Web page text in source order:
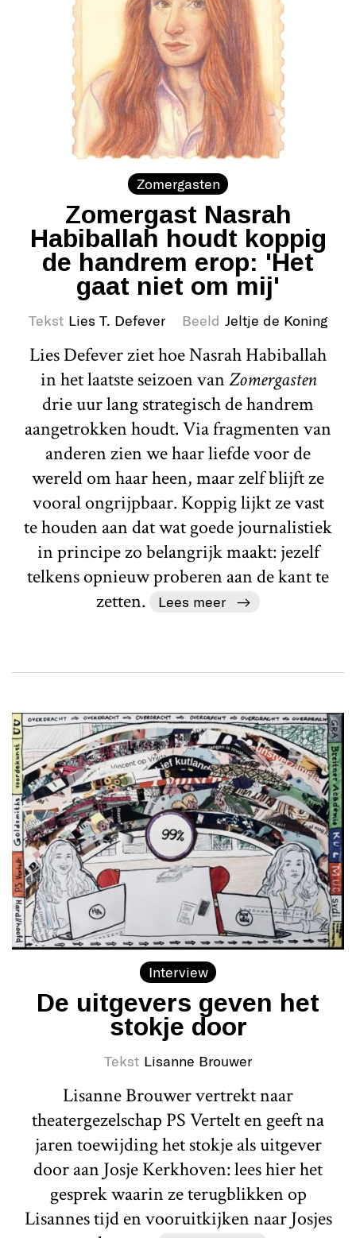
Zomergasten
Zomergast Nasrah
Habiballah houdt koppig
de handrem erop: 'Het
gaat niet om mij'
Tekst Lies T. Defever Beeld Jeltje de Koning
Lies Defever ziet hoe Nasrah Habiballah
in het laatste seizoen vanZomergasten
drie uur lang strategisch de handrem
aangetrokken houdt. Via fragmenten van
anderen zien we haar liefde voor de
wereld om haar heen, maar zelf blijft ze
vooral ongrijpbaar. Koppig lijkt ze vast
te houden aan dat wat goede journalistiek
in principe zo belangrijk maakt: jezelf
telkens opnieuw proberen aan de kant te
zetten.
Lees meer
Interview
De uitgevers geven het
stokje door
Tekst Lisanne Brouwer
Lisanne Brouwer vertrekt naar
theatergezelschap PS Vertelt en geeft na
jaren toewijding het stokje als uitgever
door aan Josje Kerkhoven: lees hier het
gesprek waarin ze terugblikken op
Lisannes tijd en vooruitkijken naar Josjes